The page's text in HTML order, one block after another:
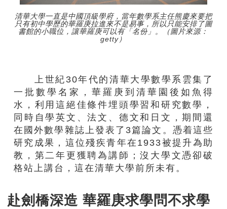
清華大學一直是中國頂級學府，當年數學系主任熊慶來要把
只有初中學歷的華羅庚拉進來不是易事，所以只能安排了圖
書館的小職位，讓華羅庚可以有「名份」。（圖片來源：
getty）
上世紀30年代的清華大學數學系雲集了
一批數學名家，華羅庚到清華園後如魚得
水，利用這絕佳條件埋頭學習和研究數學，
同時自學英文、法文、德文和日文，期間還
在國外數學雜誌上發表了3篇論文。憑着這些
研究成果，這位殘疾青年在1933被提升為助
教，第二年更獲聘為講師；沒大學文憑卻破
格站上講台，這在清華大學前所未有。
赴劍橋深造 華羅庚求學問不求學